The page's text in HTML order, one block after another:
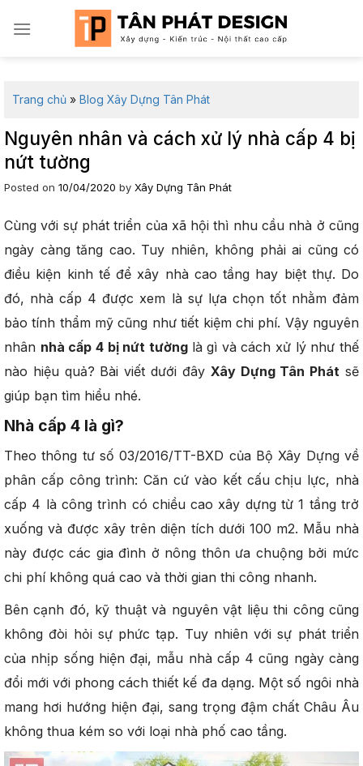
Trang chủ » Blog Xây Dựng Tân Phát
Nguyên nhân và cách xử lý nhà cấp 4 bị
nứt tường
Posted on 10/04/2020 by Xây Dựng Tân Phát
Cùng với sự phát triển của xã hội thì nhu cầu nhà ở cũng
ngày càng tăng cao. Tuy nhiên, không phải ai cũng có
điều kiện kinh tế để xây nhà cao tầng hay biệt thự. Do
đó, nhà cấp 4 được xem là sự lựa chọn tốt nhằm đảm
bảo tính thẩm mỹ cũng như tiết kiệm chi phí. Vậy nguyên
nhân nhà cấp 4 bị nứt tường là gì và cách xử lý như thế
nào hiệu quả? Bài viết dưới đây Xây Dựng Tân Phát sẽ
giúp bạn tìm hiểu nhé.
Nhà cấp 4 là gì?
Theo thông tư số 03/2016/TT-BXD của Bộ Xây Dựng về
phân cấp công trình: Căn cứ vào kết cấu chịu lực, nhà
cấp 4 là công trình có chiều cao xây dựng từ 1 tầng trở
xuống và được xây trên diện tích dưới 100 m2. Mẫu nhà
này được các gia đình ở nông thôn ưa chuộng bởi mức
chi phí không quá cao và thời gian thi công nhanh.
Bên cạnh đó, kỹ thuật và nguyên vật liệu thi công cũng
không đòi hỏi sự phức tạp. Tuy nhiên với sự phát triển
của nhịp sống hiện đại, mẫu nhà cấp 4 cũng ngày càng
đổi mới với phong cách thiết kế đa dạng. Một số ngôi nhà
mang hơi hướng hiện đại, sang trọng đậm chất Châu Âu
không thua kém so với loại nhà phố cao tầng.